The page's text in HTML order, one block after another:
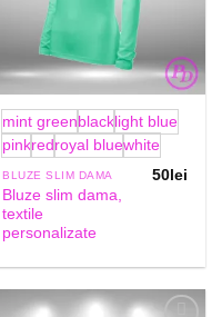
mint green black light blue
pinkred royal bluewhite
BLUZE SLIM DAMA
Bluze slim dama,
textile
personalizate
50lei